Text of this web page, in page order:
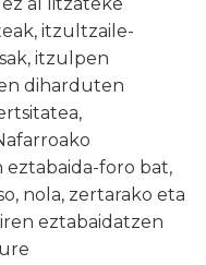
itzultzaile-
itzulpen
diharduten
foro bat,
nola, zertarako eta
eztabaidatzen